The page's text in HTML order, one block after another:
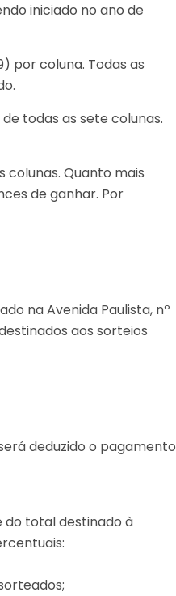
iniciado no ano de
por coluna. Todas as
todas as sete colunas.
colunas. Quanto mais
de ganhar. Por
na Avenida Paulista, nº
aos sorteios
deduzido o pagamento
do total destinado à